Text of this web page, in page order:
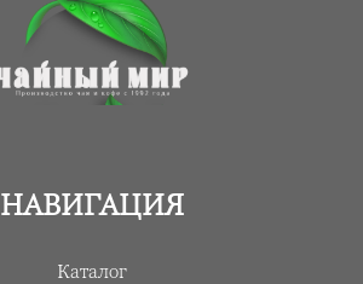
НАВИГАЦИЯ
Каталог